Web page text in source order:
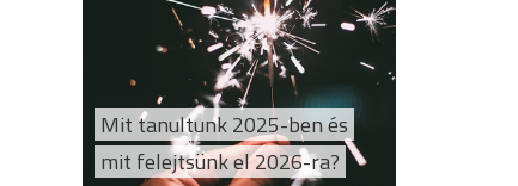
Mit tanultunk 2025-ben és
mit felejtsünk el 2026-ra?